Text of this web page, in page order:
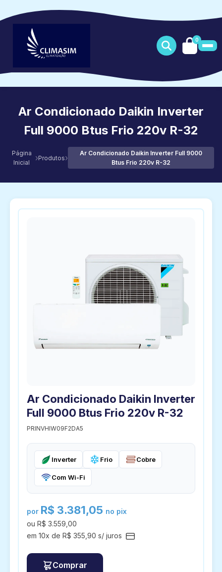
0
Ar Condicionado Daikin Inverter
Full 9000 Btus Frio 220v R-32
Página
Inicial
›Produtos›
Ar Condicionado Daikin Inverter Full 9000
Btus Frio 220v R-32
Ar Condicionado Daikin Inverter
Full 9000 Btus Frio 220v R-32
PRINVHIW09F2DA5
Inverter Frio Cobre
Com Wi-Fi
por R$ 3.381,05 no pix
ou R$ 3.559,00
em 10x de R$ 355,90 s/ juros
Comprar